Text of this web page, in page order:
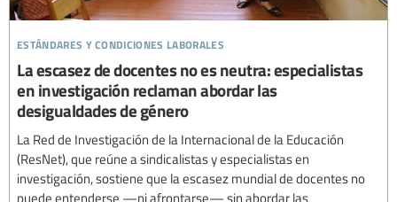
estándares y condiciones laborales
La escasez de docentes no es neutra: especialistas
en investigación reclaman abordar las
desigualdades de género
La Red de Investigación de la Internacional de la Educación
(ResNet), que reúne a sindicalistas y especialistas en
investigación, sostiene que la escasez mundial de docentes no
puede entenderse —ni afrontarse— sin abordar las